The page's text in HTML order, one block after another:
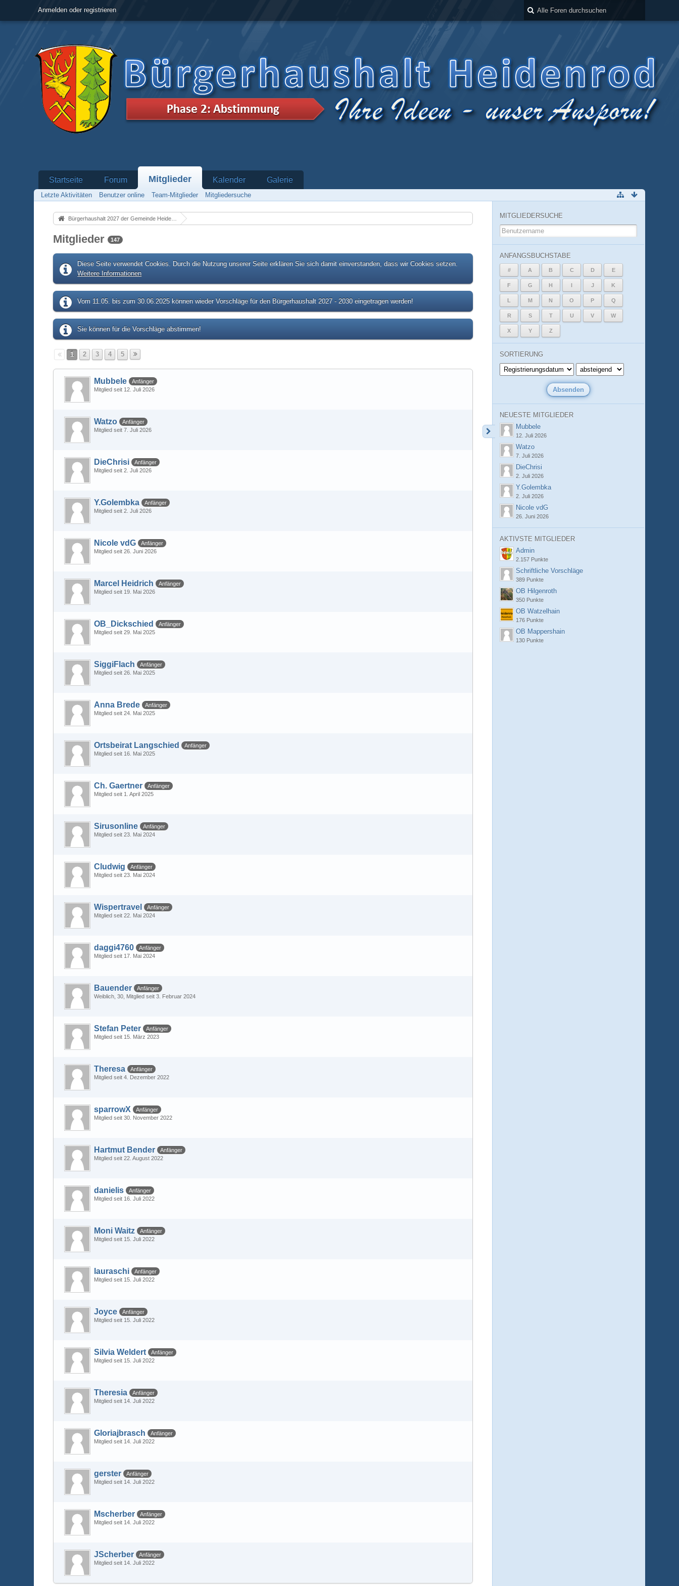
Anmelden oder registrieren
Startseite Forum Mitglieder Kalender Galerie
Letzte Aktivitäten Benutzer online Team-Mitglieder Mitgliedersuche
Bürgerhaushalt 2027 der Gemeinde Heidenrod
Mitglieder 147
Diese Seite verwendet Cookies. Durch die Nutzung unserer Seite erklären Sie sich damit einverstanden, dass wir Cookies setzen.
Weitere Informationen
Vom 11.05. bis zum 30.06.2025 können wieder Vorschläge für den Bürgerhaushalt 2027 - 2030 eingetragen werden!
Sie können für die Vorschläge abstimmen!
1 2 3 4 5
Mubbele
Anfänger
Mitglied seit 12. Juli 2026
Watzo
Anfänger
Mitglied seit 7. Juli 2026
DieChrisi
Anfänger
Mitglied seit 2. Juli 2026
Y.Golembka
Anfänger
Mitglied seit 2. Juli 2026
Nicole vdG
Anfänger
Mitglied seit 26. Juni 2026
Marcel Heidrich
Anfänger
Mitglied seit 19. Mai 2026
OB_Dickschied
Anfänger
Mitglied seit 29. Mai 2025
SiggiFlach
Anfänger
Mitglied seit 26. Mai 2025
Anna Brede
Anfänger
Mitglied seit 24. Mai 2025
Ortsbeirat Langschied
Anfänger
Mitglied seit 16. Mai 2025
Ch. Gaertner
Anfänger
Mitglied seit 1. April 2025
Sirusonline
Anfänger
Mitglied seit 23. Mai 2024
Cludwig
Anfänger
Mitglied seit 23. Mai 2024
Wispertravel
Anfänger
Mitglied seit 22. Mai 2024
daggi4760
Anfänger
Mitglied seit 17. Mai 2024
Bauender
Anfänger
Weiblich 30 Mitglied seit 3. Februar 2024
Stefan Peter
Anfänger
Mitglied seit 15. März 2023
Theresa
Anfänger
Mitglied seit 4. Dezember 2022
sparrowX
Anfänger
Mitglied seit 30. November 2022
Hartmut Bender
Anfänger
Mitglied seit 22. August 2022
danielis
Anfänger
Mitglied seit 16. Juli 2022
Moni Waitz
Anfänger
Mitglied seit 15. Juli 2022
lauraschi
Anfänger
Mitglied seit 15. Juli 2022
Joyce
Anfänger
Mitglied seit 15. Juli 2022
Silvia Weldert
Anfänger
Mitglied seit 15. Juli 2022
Theresia
Anfänger
Mitglied seit 14. Juli 2022
Gloriajbrasch
Anfänger
Mitglied seit 14. Juli 2022
gerster
Anfänger
Mitglied seit 14. Juli 2022
Mscherber
Anfänger
Mitglied seit 14. Juli 2022
JScherber
Anfänger
Mitglied seit 14. Juli 2022
MITGLIEDERSUCHE
ANFANGSBUCHSTABE
# A B C D E
F G H I J K
L M N O P Q
R S T U V W
X Y Z
SORTIERUNG
NEUESTE MITGLIEDER
Mubbele
12. Juli 2026
Watzo
7. Juli 2026
DieChrisi
2. Juli 2026
Y.Golembka
2. Juli 2026
Nicole vdG
26. Juni 2026
AKTIVSTE MITGLIEDER
Admin
2.157 Punkte
Schriftliche Vorschläge
389 Punkte
OB Hilgenroth
350 Punkte
OB Watzelhain
176 Punkte
OB Mappershain
130 Punkte